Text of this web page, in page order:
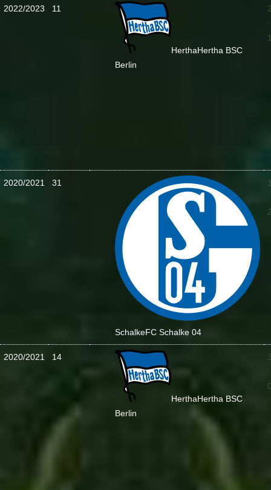
2022/2023 11
HerthaHertha BSC
Berlin
:
2020/2021 31
SchalkeFC Schalke 04
:
2020/2021 14
HerthaHertha BSC
Berlin
: